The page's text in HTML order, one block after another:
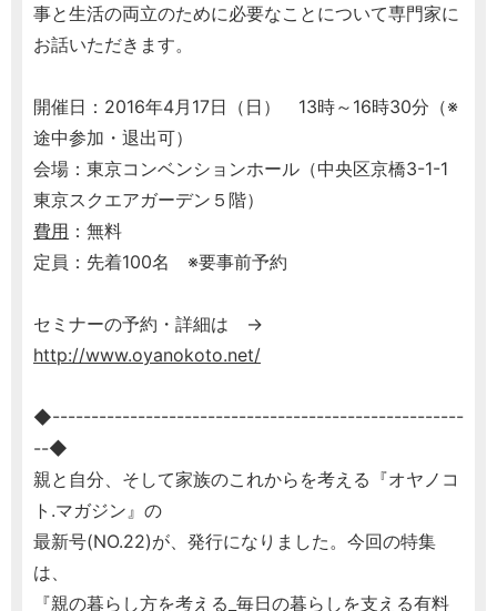
事と生活の両立のために必要なことについて専門家に
お話いただきます。
開催日：2016年4月17日（日） 13時～16時30分（※
途中参加・退出可）
会場：東京コンベンションホール（中央区京橋3-1-1
東京スクエアガーデン５階）
費用 ：無料
定員：先着100名 ※要事前予約
セミナーの予約・詳細は →
http://www.oyanokoto.net/
◆-----------------------------------------------------
--◆
親と自分、そして家族のこれからを考える『オヤノコ
ト.マガジン』の
最新号(NO.22)が、発行になりました。今回の特集
は、
『親の暮らし方を考える_毎日の暮らしを支える有料